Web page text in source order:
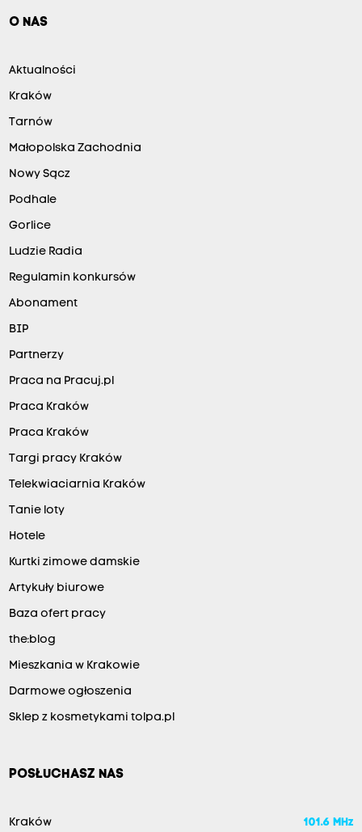
O NAS
Aktualności
Kraków
Tarnów
Małopolska Zachodnia
Nowy Sącz
Podhale
Gorlice
Ludzie Radia
Regulamin konkursów
Abonament
BIP
Partnerzy
Praca na Pracuj.pl
Praca Kraków
Praca Kraków
Targi pracy Kraków
Telekwiaciarnia Kraków
Tanie loty
Hotele
Kurtki zimowe damskie
Artykuły biurowe
Baza ofert pracy
the:blog
Mieszkania w Krakowie
Darmowe ogłoszenia
Sklep z kosmetykami tolpa.pl
POSŁUCHASZ NAS
Kraków 101.6 MHz